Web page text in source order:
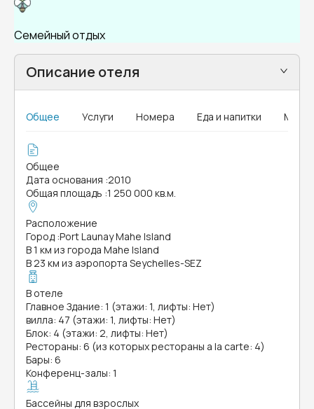
Семейный отдых
Описание отеля
Общее Услуги Номера Еда и напитки MICE
Общее
Дата основания :2010
Общая площадь :1 250 000 кв.м.
Расположение
Город :Port Launay Mahe Island
В 1 км из города Mahe Island
В 23 км из аэропорта Seychelles-SEZ
В отеле
Главное Здание: 1 (этажи: 1, лифты: Нет)
вилла: 47 (этажи: 1, лифты: Нет)
Блок: 4 (этажи: 2, лифты: Нет)
Рестораны: 6 (из которых рестораны a la carte: 4)
Бары: 6
Конференц-залы: 1
Бассейны для взрослых